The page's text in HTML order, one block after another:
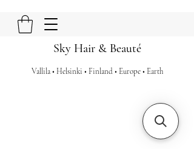
Sky Hair & Beauté
Vallila • Helsinki • Finland • Europe • Earth